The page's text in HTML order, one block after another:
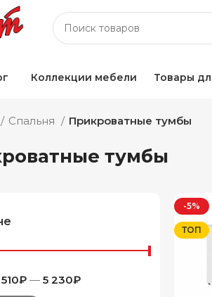
Коллекции мебели Товары
Спальня Прикроватные тумбы
тумбы
510₽ — 5 230₽
-5%
ТОП